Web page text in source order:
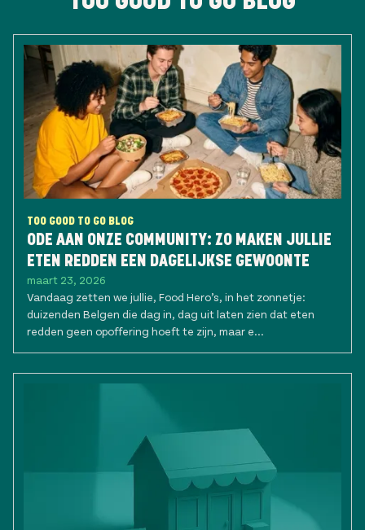
TOO GOOD TO GO BLOG
ODE AAN ONZE COMMUNITY: ZO MAKEN JULLIE
ETEN REDDEN EEN DAGELIJKSE GEWOONTE
maart 23, 2026
Vandaag zetten we jullie, Food Hero’s, in het zonnetje:
duizenden Belgen die dag in, dag uit laten zien dat eten
redden geen opoffering hoeft te zijn, maar e...